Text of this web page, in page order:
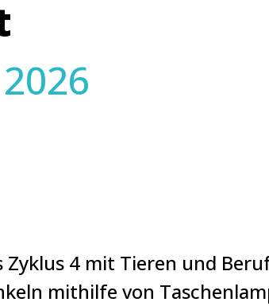
4 mit Tieren und
mithilfe von